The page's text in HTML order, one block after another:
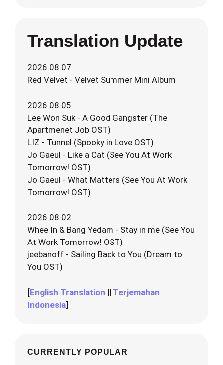
Translation Update
2026.08.07
Red Velvet - Velvet Summer Mini Album
2026.08.05
Lee Won Suk - A Good Gangster (The
Apartmenet Job OST)
LIZ - Tunnel (Spooky in Love OST)
Jo Gaeul - Like a Cat (See You At Work
Tomorrow! OST)
Jo Gaeul - What Matters (See You At Work
Tomorrow! OST)
2026.08.02
Whee In & Bang Yedam - Stay in me (See You
At Work Tomorrow! OST)
jeebanoff - Sailing Back to You (Dream to
You OST)
[English Translation || Terjemahan
Indonesia]
CURRENTLY POPULAR